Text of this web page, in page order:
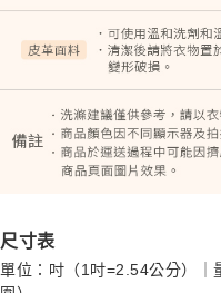
尺寸表
單位：吋（1吋=2.54公分）｜